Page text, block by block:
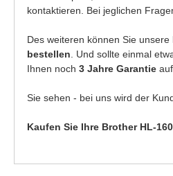
kontaktieren. Bei jeglichen
Des weiteren können Sie unsere
bestellen . Und sollte einmal
Ihnen noch 3 Jahre Garantie
Sie sehen - bei uns wird der
Kaufen Sie Ihre Brother HL-